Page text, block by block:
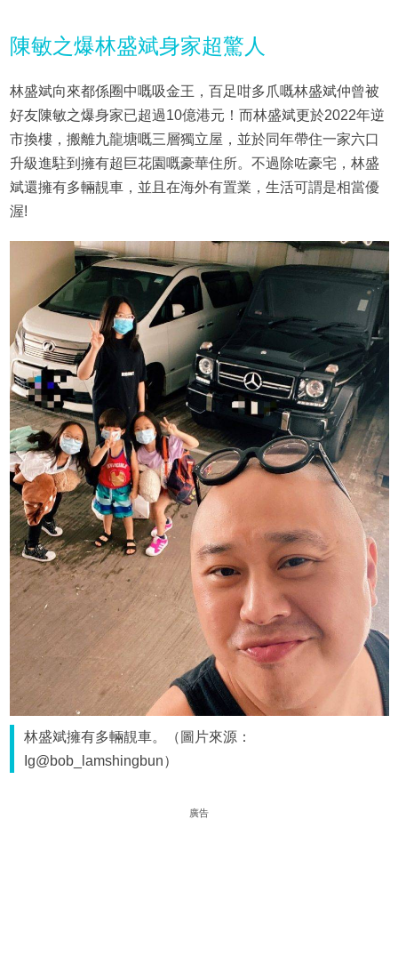
陳敏之爆林盛斌身家超驚人
林盛斌向來都係圈中嘅吸金王，百足咁多爪嘅林盛斌仲曾被
好友陳敏之爆身家已超過10億港元！而林盛斌更於2022年逆
市換樓，搬離九龍塘嘅三層獨立屋，並於同年帶住一家六口
升級進駐到擁有超巨花園嘅豪華住所。不過除咗豪宅，林盛
斌還擁有多輛靚車，並且在海外有置業，生活可謂是相當優
渥!
林盛斌擁有多輛靚車。（圖片來源：
Ig@bob_lamshingbun）
廣告